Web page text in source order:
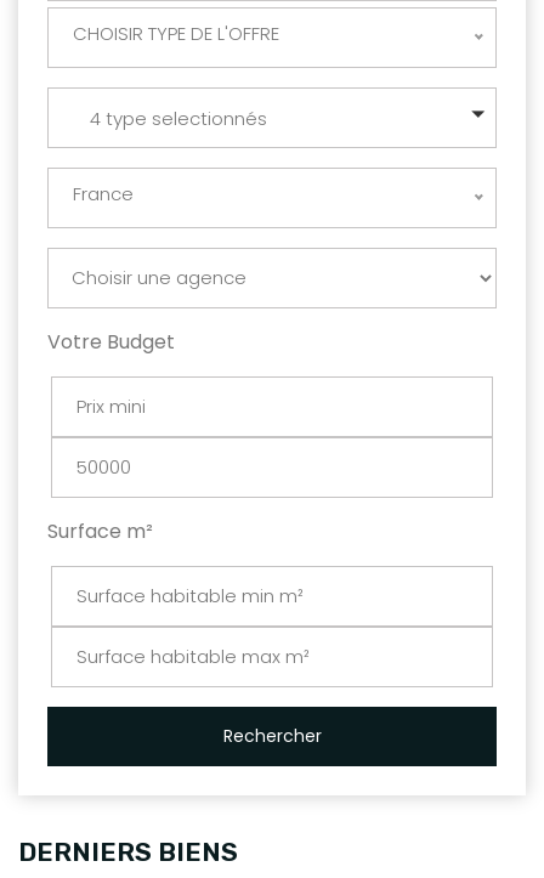
CHOISIR TYPE DE L'OFFRE
4 type selectionnés
France
Votre Budget
Surface m²
Rechercher
DERNIERS BIENS